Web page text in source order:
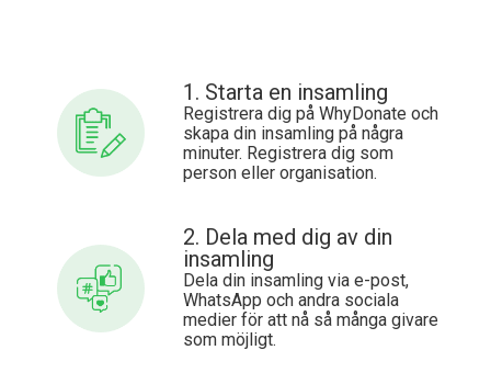
1. Starta en insamling
Registrera dig på WhyDonate och
skapa din insamling på några
minuter. Registrera dig som
person eller organisation.
2. Dela med dig av din
insamling
Dela din insamling via e-post,
WhatsApp och andra sociala
medier för att nå så många givare
som möjligt.